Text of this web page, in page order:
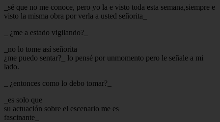
_sé que no me conoce, pero yo la e visto toda esta semana,siempre e
visto la misma obra por verla a usted señorita_
_ ¿me a estado vigilando?_
_no lo tome así señorita
¿me puedo sentar?_ lo pensé por unmomento pero le señale a mi
lado.
_ ¿entonces como lo debo tomar?_
_es solo que
su actuación sobre el escenario me es
fascinante_